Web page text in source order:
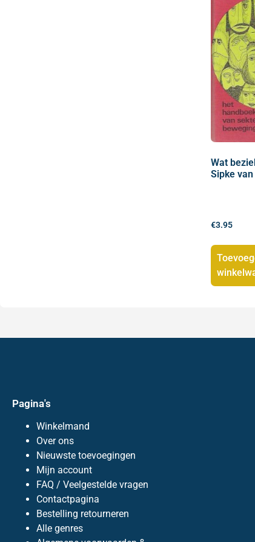
Wat
Sipke
€3.95
Pagina's
Winkelmand
Over ons
Nieuwste toevoegingen
Mijn account
FAQ / Veelgestelde vragen
Contactpagina
Bestelling retourneren
Alle genres